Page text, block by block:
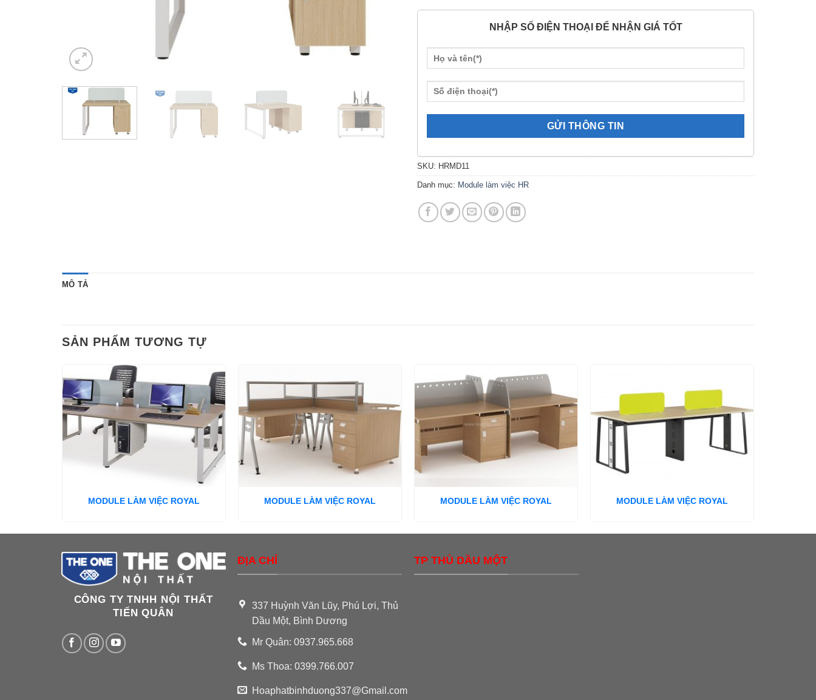
NHẬP SỐ ĐIỆN THOẠI ĐỂ NHẬN GIÁ TỐT
SKU: HRMD11
Danh mục: Module làm việc HR
MÔ TẢ
SẢN PHẨM TƯƠNG TỰ
MODULE LÀM VIỆC ROYAL MODULE LÀM VIỆC ROYAL MODULE LÀM VIỆC ROYAL MODULE LÀM VIỆC ROYAL
CÔNG TY TNHH NỘI THẤT
TIẾN QUÂN
ĐỊA CHỈ
337 Huỳnh Văn Lũy, Phú Lợi, Thủ
Dầu Một, Bình Dương
Mr Quân: 0937.965.668
Ms Thoa: 0399.766.007
Hoaphatbinhduong337@Gmail.com
TP THỦ DẦU MỘT